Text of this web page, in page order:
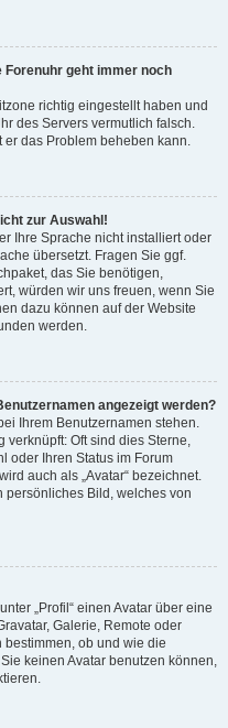
Forenuhr geht immer noch
richtig eingestellt haben und
des Servers vermutlich falsch.
er das Problem beheben kann.
zur Auswahl!
Ihre Sprache nicht installiert oder
übersetzt. Fragen Sie ggf.
das Sie benötigen,
würden wir uns freuen, wenn Sie
dazu können auf der Website
werden.
angezeigt werden?
Ihrem Benutzernamen stehen.
verknüpft: Oft sind dies Sterne,
oder Ihren Status im Forum
auch als „Avatar“ bezeichnet.
persönliches Bild, welches von
„Profil“ einen Avatar über eine
Galerie, Remote oder
ob und wie die
keinen Avatar benutzen können,